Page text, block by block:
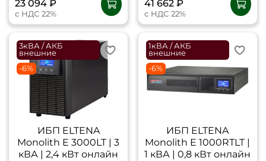
23 094 ₽
с НДС 22%
41 662 ₽
с НДС 22%
3кВА / АКБ
внешние
-6%
ИБП ELTENA
Monolith E 3000LT | 3
кВА | 2,4 кВт онлайн
1кВА / АКБ
внешние
-6%
ИБП ELTENA
Monolith E 1000RТLT |
1 кВА | 0,8 кВт онлайн